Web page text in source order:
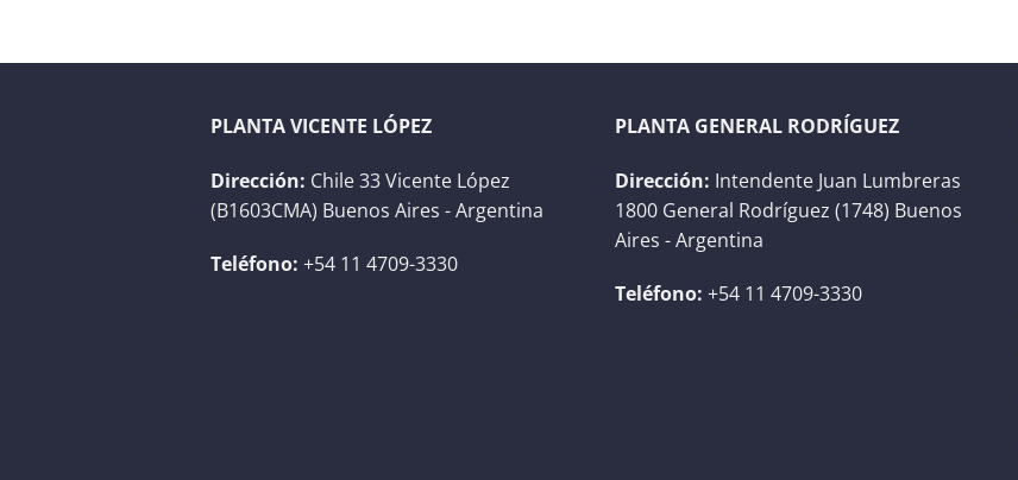
PLANTA VICENTE LÓPEZ
Dirección: Chile 33 Vicente López
(B1603CMA) Buenos Aires - Argentina
Teléfono: +54 11 4709-3330
PLANTA GENERAL RODRÍGUEZ
Dirección: Intendente Juan Lumbreras
1800 General Rodríguez (1748) Buenos
Aires - Argentina
Teléfono: +54 11 4709-3330